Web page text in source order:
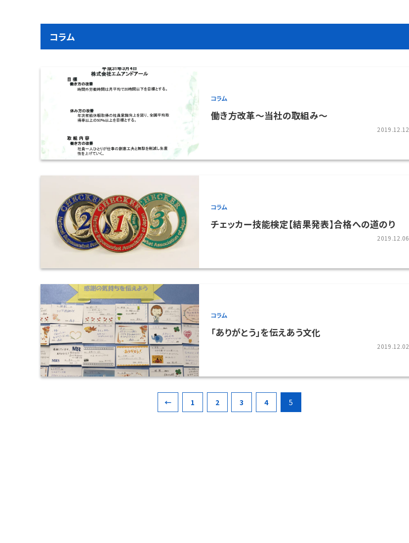
コラム
コラム
働き方改革～当社の取組み～
2019.12.12
コラム
チェッカー技能検定【結果発表】合格への道のり
2019.12.06
コラム
「ありがとう」を伝えあう文化
2019.12.02
← 1 2 3 4 5